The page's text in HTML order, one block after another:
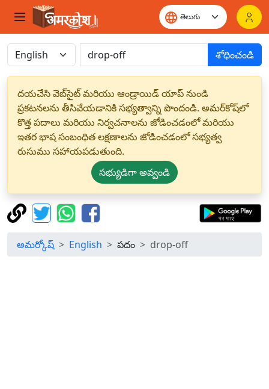
శోధించండి
దయచేసి వెబ్‌సైట్ మరియు ఆండ్రాయిడ్ యాప్ నుండి
ప్రకటనలను తీసివేయడానికి సభ్యత్వాన్ని పొందండి. అమర్‌కోష్‌లో
కొత్త పదాలు మరియు నిర్వచనాలను జోడించడంలో మరియు
ఇతర భాష సంబంధిత లక్షణాలను జోడించడంలో సభ్యత్వ
రుసుము సహాయపడుతుంది.
సభ్యుడిగా అవ్వండి
అమర్కోష్ English పదం drop-off